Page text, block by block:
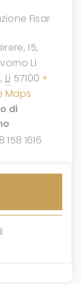
Fisar
15,
LI
, Li 57100 +
Maps
di
158 1616